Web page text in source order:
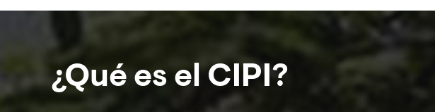
¿Qué es el CIPI?